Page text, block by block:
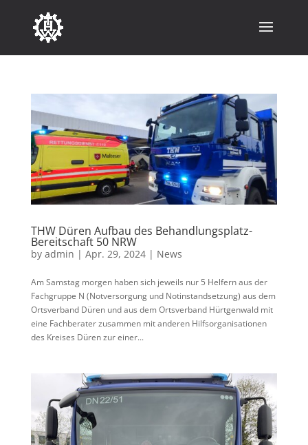
THW Düren Aufbau des Behandlungsplatz-
Bereitschaft 50 NRW
by admin | Apr. 29, 2024| News
Am Samstag morgen haben sich jeweils nur 5 Helfern aus der
Fachgruppe N (Notversorgung und Notinstandsetzung) aus dem
Ortsverband Düren und aus dem Ortsverband Hürtgenwald mit
eine Fachberater zusammen mit anderen Hilfsorganisationen
des Kreises Düren zur einer...